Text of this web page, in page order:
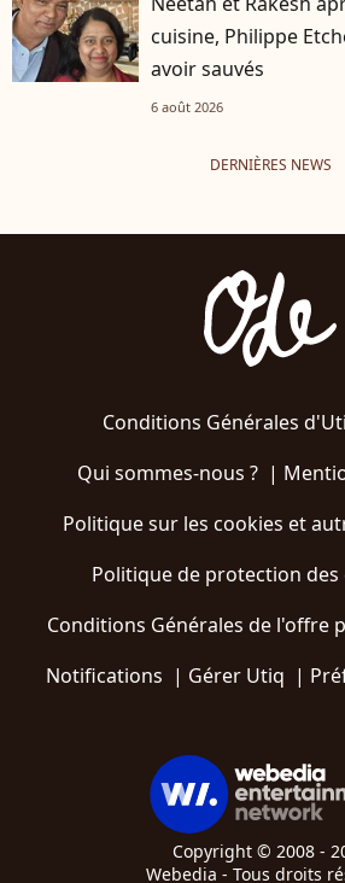
cuisine, Philippe
avoir sauvés
6 août 2026
DERNIÈRES NEWS
Conditions Générales
Qui sommes-nous ?|
Politique sur les cookies et
Politique de protection des
Conditions Générales de l'offre
Notifications | Gérer Utiq |
Copyright © 2008 -
Webedia - Tous droits